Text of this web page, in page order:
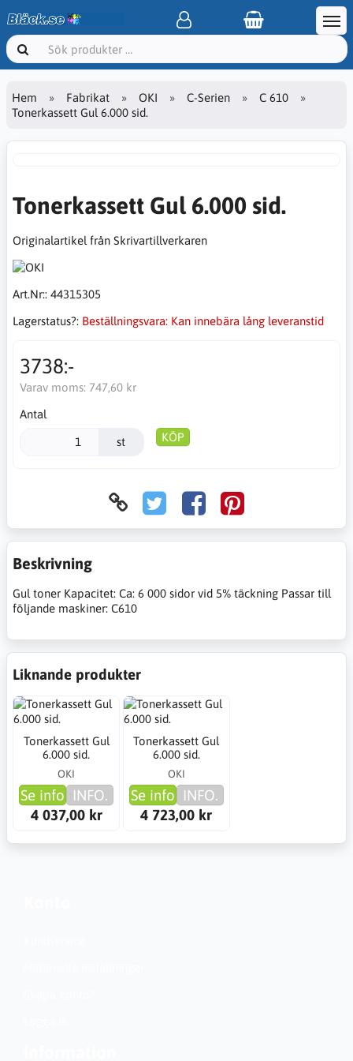
Hem Fabrikat OKI C-Serien
C 610
Tonerkassett Gul 6.000 sid.
Tonerkassett Gul 6.000 sid.
Originalartikel från Skrivartillverkaren
Art.Nr:: 44315305
Lagerstatus?: Beställningsvara: Kan innebära lång leveranstid
3738:-
Varav moms: 747,60 kr
Antal
st KÖP
Beskrivning
Gul toner Kapacitet: Ca: 6 000 sidor vid 5% täckning Passar till
följande maskiner: C610
Liknande produkter
Tonerkassett Gul
6.000 sid.
OKI
Se info INFO.
4 037,00 kr
Tonerkassett Gul
6.000 sid.
OKI
Se info INFO.
4 723,00 kr